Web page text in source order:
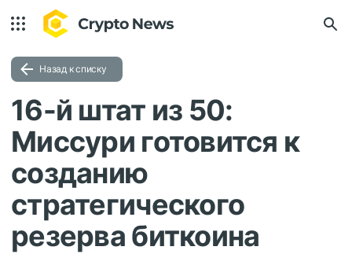
Назад к списку
16-й штат из 50:
Миссури готовится к
созданию
стратегического
резерва биткоина